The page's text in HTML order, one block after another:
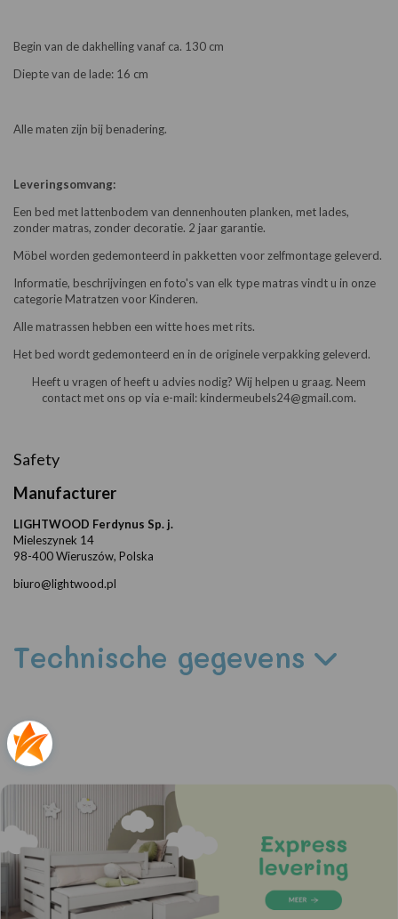
Begin van de dakhelling vanaf ca. 130 cm
Diepte van de lade: 16 cm
Alle maten zijn bij benadering.
Leveringsomvang:
Een bed met lattenbodem van dennenhouten planken, met lades,
zonder matras, zonder decoratie. 2 jaar garantie.
Möbel worden gedemonteerd in pakketten voor zelfmontage geleverd.
Informatie, beschrijvingen en foto's van elk type matras vindt u in onze
categorie Matratzen voor Kinderen.
Alle matrassen hebben een witte hoes met rits.
Het bed wordt gedemonteerd en in de originele verpakking geleverd.
Heeft u vragen of heeft u advies nodig? Wij helpen u graag. Neem
contact met ons op via e-mail: kindermeubels24@gmail.com.
Safety
Manufacturer
LIGHTWOOD Ferdynus Sp. j.
Mieleszynek 14
98-400 Wieruszów, Polska
biuro@lightwood.pl
Technische gegevens